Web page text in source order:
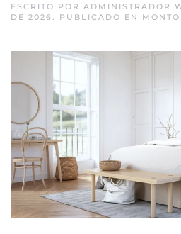
ESCRITO POR ADMINISTRADOR
DE 2026
. PUBLICADO EN